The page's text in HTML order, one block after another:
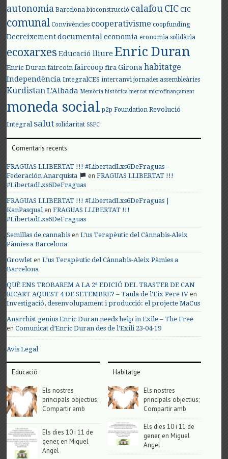
autonomia Barcelona bioconstrucció calafouCIC CIC
comunal Convivències cooperativisme coopfunding
Decreixement documental economia economia solidària
ecoxarxes Educació lliure Enric Duran
Enric Duran faircoin faircoop fira Girona habitatge
Independència IntegralCES intercanvi jornades assembleàries
KurdistanL'Albada Memòria històrica mercat microfinançament
moneda social p2p Foundation Revolució
Integral salut solidaritat SSPC
Comentaris recents
FRAGUAS LLIBERTAT !!! #LibertadLxs6DeFraguas –
Federación Anarquista
enFRAGUAS LLIBERTAT !!!
#LibertadLxs6DeFraguas
FRAGUAS LLIBERTAT !!! #LibertadLxs6DeFraguas |
KanPasqualenFRAGUAS LLIBERTAT !!!
#LibertadLxs6DeFraguas
Semillas de cannabis enL’us Terapèutic del Cànnabis-Aleix
Pàmies a Barcelona
Growlet enL’us Terapèutic del Cànnabis-Aleix Pàmies a
Barcelona
QUÈ ENS TROBAREM A LA 2ª EDICIÓ DEL TRASTER DE CAN
RICART AQUEST 4 DE SETEMBRE? – Taula de l'Eix Pere IV en
Investigació, desenvolupament i producció: el projecte MaCus
Anarchist genius Enric Duran needs help in Exile – The Free
enComunicat d’Enric Duran des de l’Exili 23-04-19
Avis Legal
Educació
Els nostres
principals objectius;
Compartir amb
Els dies 10 i 11 de
gener, en Miguel
Angel
Habitatge
Els nostres
principals objectius;
Compartir amb
Els dies 10 i 11 de
gener, en Miguel
Angel